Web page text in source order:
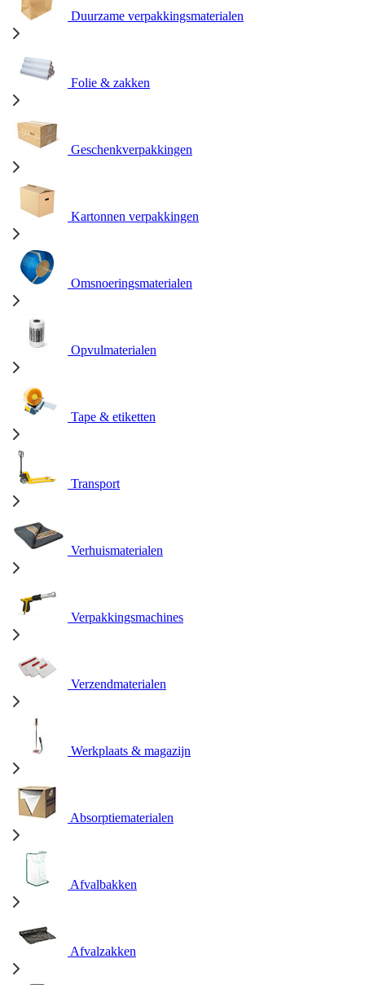
Duurzame verpakkingsmaterialen
Folie & zakken
Geschenkverpakkingen
Kartonnen verpakkingen
Omsnoeringsmaterialen
Opvulmaterialen
Tape & etiketten
Transport
Verhuismaterialen
Verpakkingsmachines
Verzendmaterialen
Werkplaats & magazijn
Absorptiematerialen
Afvalbakken
Afvalzakken